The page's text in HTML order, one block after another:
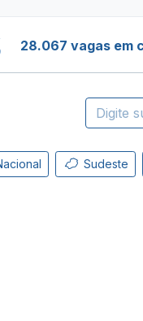
28.067 vagas em
Sudeste